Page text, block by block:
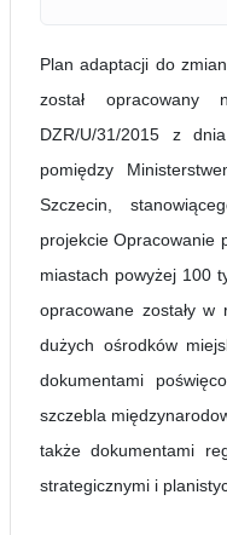
Plan adaptacji do
został opracowany
DZR/U/31/2015 z
pomiędzy
Szczecin,
projekcie Opracowanie
miastach powyżej 100
opracowane zostały
dużych ośrodków
dokumentami
szczebla
także dokumentami
strategicznymi i